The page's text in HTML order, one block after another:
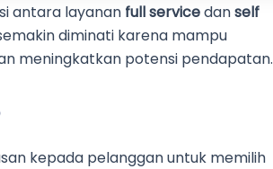
antara layanan full servicedanself
diminati karena mampu
meningkatkan potensi pendapatan.
kepada pelanggan untuk memilih